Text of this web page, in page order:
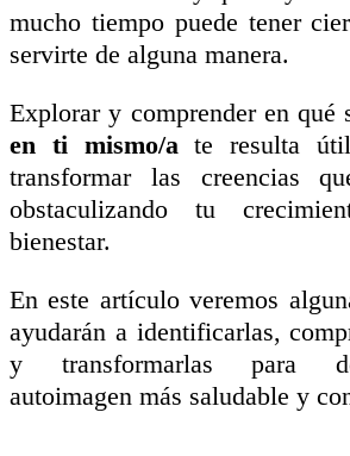
mucho tiempo puede tener
servirte de alguna manera.
Explorar y comprender en qué
en ti mismo/a te resulta
transformar las creencias
obstaculizando tu
bienestar.
En este artículo veremos
ayudarán a identificarlas,
y transformarlas para
autoimagen más saludable y